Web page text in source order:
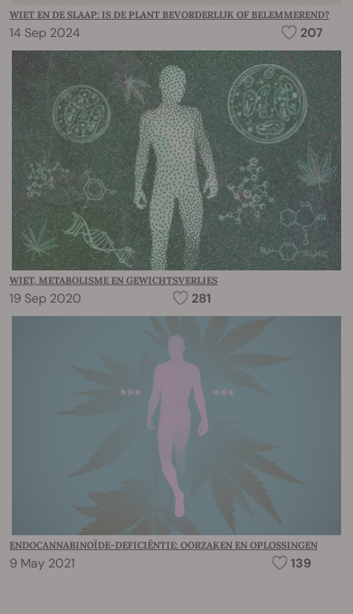
WIET EN DE SLAAP: IS DE PLANT BEVORDERLIJK OF BELEMMEREND?
14 Sep 2024 207
WIET, METABOLISME EN GEWICHTSVERLIES
19 Sep 2020 281
ENDOCANNABINOÏDE-DEFICIËNTIE: OORZAKEN EN OPLOSSINGEN
9 May 2021 139